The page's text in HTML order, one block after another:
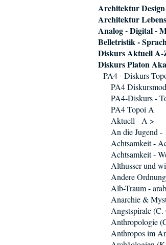
Architektur Design
Architektur
Analog - Digital -
Belletristik -
Diskurs Aktuell A-
Diskurs Platon
PA4 - Diskurs
PA4
PA4-Diskurs -
PA4 Topoi A
Aktuell - A >
An die Jugend
Achtsamkeit -
Achtsamkeit -
Althusser und
Andere
Alb-Traum -
Anarchie &
Angstspirale
Anthropologie
Anthropos im